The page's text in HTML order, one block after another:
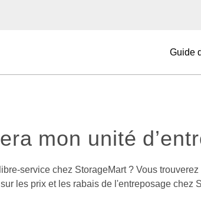
Guide
mon unité
service chez StorageMart ? Vous
les prix et les rabais de l'entreposage chez